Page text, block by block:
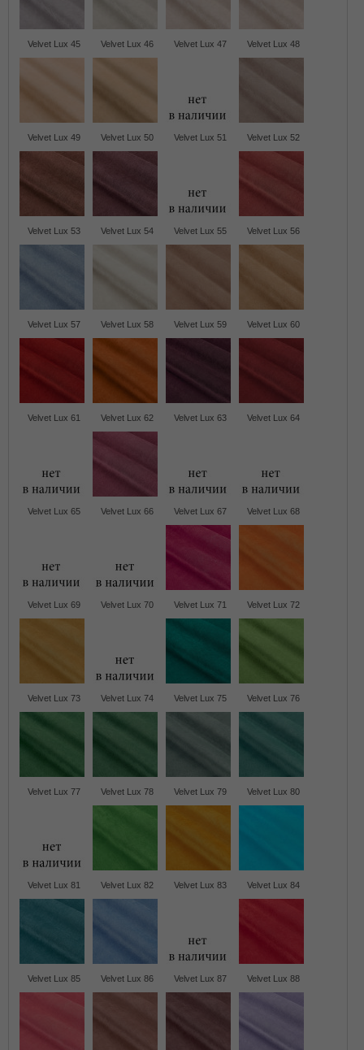
Velvet Lux 45 Velvet Lux 46 Velvet Lux 47 Velvet Lux 48
Velvet Lux 49 Velvet Lux 50 Velvet Lux 51 Velvet Lux 52
Velvet Lux 53 Velvet Lux 54 Velvet Lux 55 Velvet Lux 56
Velvet Lux 57 Velvet Lux 58 Velvet Lux 59 Velvet Lux 60
Velvet Lux 61 Velvet Lux 62 Velvet Lux 63 Velvet Lux 64
Velvet Lux 65 Velvet Lux 66 Velvet Lux 67 Velvet Lux 68
Velvet Lux 69 Velvet Lux 70 Velvet Lux 71 Velvet Lux 72
Velvet Lux 73 Velvet Lux 74 Velvet Lux 75 Velvet Lux 76
Velvet Lux 77 Velvet Lux 78 Velvet Lux 79 Velvet Lux 80
Velvet Lux 81 Velvet Lux 82 Velvet Lux 83 Velvet Lux 84
Velvet Lux 85 Velvet Lux 86 Velvet Lux 87 Velvet Lux 88